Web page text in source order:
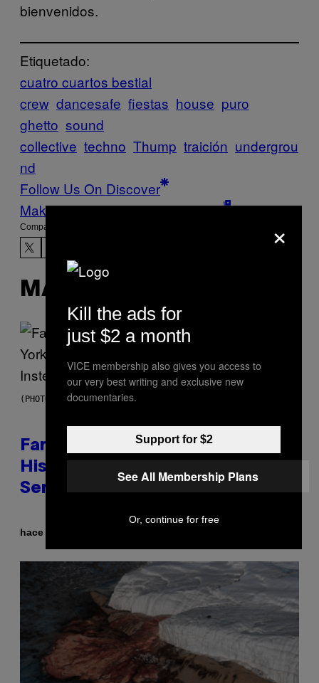
bienvenidos.
Etiquetado:
cuatro cuartos bestial
crew dancesafe fiestas house puro
ghetto sound
collective techno Thump traición undergrou
nd
Follow Us On Discover
Make Us Preferred In Top Stories
Compartir:
MÁS DE LO MISMO
(PHOTO BY JASON KEMPIN/GETTY IMAGES)
Fans Are Claiming Usher Skipped
His New York Performance and
Sent in a Lookalike Instead
hace 24 minutos
×
Kill the ads for
just $2 a month
VICE membership also gives you access to
our very best writing and exclusive new
documentaries.
Support for $2
See All Membership Plans
Or, continue for free